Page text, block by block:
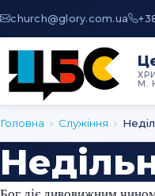
au.moc.yrolg@hcruhc
М.
Головна › Служіння ›